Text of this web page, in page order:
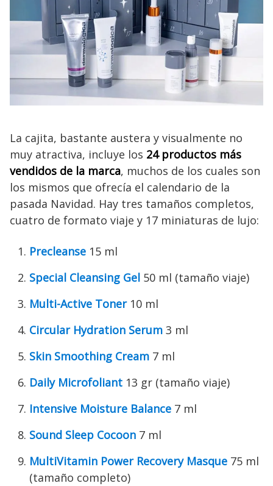
La cajita, bastante austera y visualmente no
muy atractiva, incluye los 24 productos más
vendidos de la marca, muchos de los cuales son
los mismos que ofrecía el calendario de la
pasada Navidad. Hay tres tamaños completos,
cuatro de formato viaje y 17 miniaturas de lujo:
Precleanse 15 ml
Special Cleansing Gel 50 ml (tamaño viaje)
Multi-Active Toner10 ml
Circular Hydration Serum 3 ml
Skin Smoothing Cream 7 ml
Daily Microfoliant 13 gr (tamaño viaje)
Intensive Moisture Balance 7 ml
Sound Sleep Cocoon 7 ml
MultiVitamin Power Recovery Masque 75 ml
(tamaño completo)